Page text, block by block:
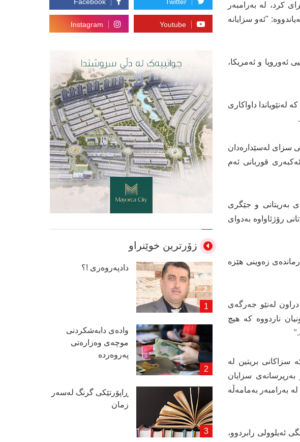
ئاشکرای کرد، لە بەرامبەر
"ئەو سزایانە
ئەوروپا و ئەمریکا،
سەپاندووە کە لەنێویاندا داواکاری
سزای لەسێدارەدان
قوربانی ئەم
بەریتانی و جێگری
رۆژئاواوە بەدوای
زەوینی هێزە
لەنێو جەرگەی
ناردووە کە هیچ
سەپاند کە سزاکانی بریتین لە
سزایان
بەرامبەر بەمامەڵە
ئەیلوولی رابردوو،
زۆرترین خوێنراو
دادپەروەری !؟
وادەی دابەشكردنی
موچەی وەزارەتی
پەروەردە
ڕاپۆرتێكی گرنگ لەسەر
زمان